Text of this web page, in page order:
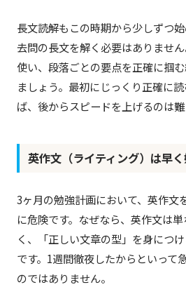
長文読解もこの時期から少しずつ
去問の長文を解く必要はありませ
使い、段落ごとの要点を正確に掴
ましょう。最初にじっくり正確に
ば、後からスピードを上げるのは難
英作文（ライティング）は早
3ヶ月の勉強計画において、英作文
に危険です。なぜなら、英作文は
く、「正しい文章の型」を身につ
です。1週間徹夜したからといって
のではありません。